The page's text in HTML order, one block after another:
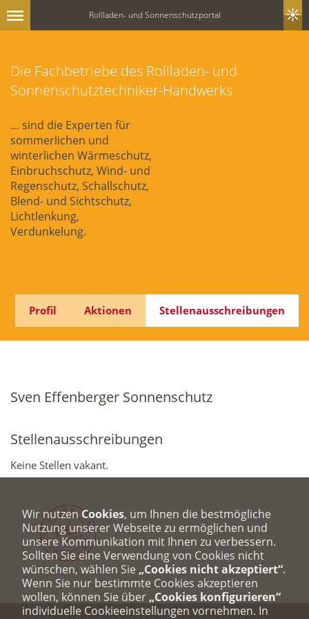
Rollladen- und Sonnenschutzportal
Die Fachbetriebe des Rollladen- und
Sonnenschutztechniker-Handwerks
… sind die Experten für
sommerlichen und
winterlichen Wärmeschutz,
Einbruchschutz, Wind- und
Regenschutz, Schallschutz,
Blend- und Sichtschutz,
Lichtlenkung,
Verdunkelung.
Profil Aktionen Stellenausschreibungen
Sven Effenberger Sonnenschutz
Stellenausschreibungen
Keine Stellen vakant.
Wir nutzenCookies, um Ihnen die bestmögliche
Nutzung unserer Webseite zu ermöglichen und
unsere Kommunikation mit Ihnen zu verbessern.
Sollten Sie eine Verwendung von Cookies nicht
wünschen, wählen Sie „Cookies nicht akzeptiert“.
Wenn Sie nur bestimmte Cookies akzeptieren
wollen, können Sie über „Cookies konfigurieren“
individuelle Cookieeinstellungen vornehmen. In